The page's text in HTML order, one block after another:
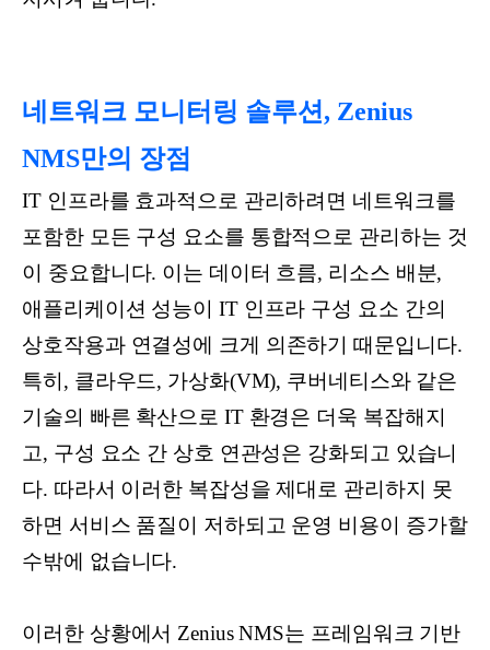
네트워크 모니터링 솔루션, Zenius
NMS만의 장점
IT 인프라를 효과적으로 관리하려면 네트워크를
포함한 모든 구성 요소를 통합적으로 관리하는 것
이 중요합니다. 이는 데이터 흐름, 리소스 배분,
애플리케이션 성능이 IT 인프라 구성 요소 간의
상호작용과 연결성에 크게 의존하기 때문입니다.
특히, 클라우드, 가상화(VM), 쿠버네티스와 같은
기술의 빠른 확산으로 IT 환경은 더욱 복잡해지
고, 구성 요소 간 상호 연관성은 강화되고 있습니
다. 따라서 이러한 복잡성을 제대로 관리하지 못
하면 서비스 품질이 저하되고 운영 비용이 증가할
수밖에 없습니다.
이러한 상황에서 Zenius NMS는 프레임워크 기반